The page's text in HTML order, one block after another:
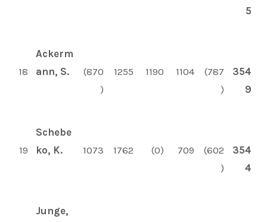
5
18
Ackerm
ann, S.
(870
)
1255 1190 1104
(787
)
354
9
19
Schebe
ko, K.
1073 1762 (0) 709
(602
)
354
4
Junge,